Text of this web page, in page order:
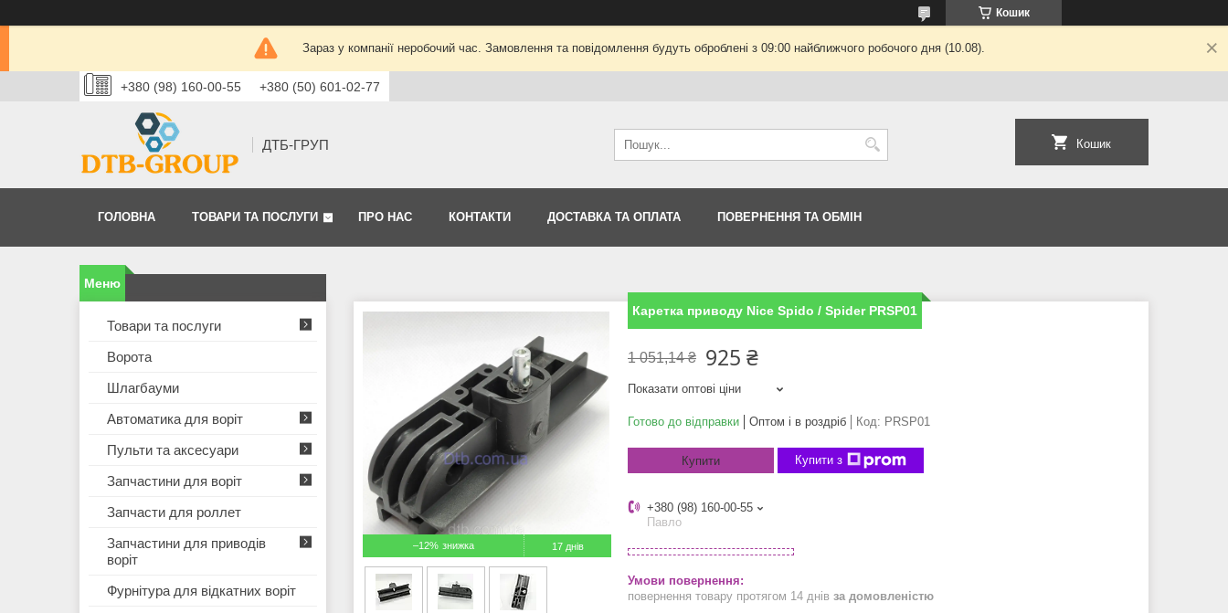
Кошик
Зараз у компанії неробочий час. Замовлення та повідомлення будуть оброблені з 09:00 найближчого робочого дня (10.08).
+380 (98) 160-00-55 +380 (50) 601-02-77
ДТБ-ГРУП Кошик
ГОЛОВНА ТОВАРИ ТА ПОСЛУГИ ПРО НАС КОНТАКТИ ДОСТАВКА ТА ОПЛАТА ПОВЕРНЕННЯ ТА ОБМІН
–12% 17 днів
Каретка приводу Nice Spido / Spider PRSP01
1 051,14 ₴ 925 ₴
Показати оптові ціни
Готово до відправки Оптом і в роздріб Код: PRSP01
Купити Купити з
+380 (98) 160-00-55
Павло
повернення товару протягом 14 днів за домовленістю
Товари та послуги
Ворота
Шлагбауми
Автоматика для воріт
Пульти та аксесуари
Запчастини для воріт
Запчасти для роллет
Запчастини для приводів
воріт
Фурнітура для відкатних воріт